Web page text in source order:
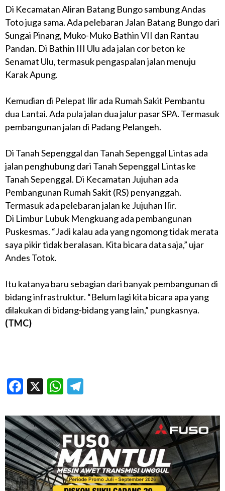
Di Kecamatan Aliran Batang Bungo sambung Andas
Toto juga sama. Ada pelebaran Jalan Batang Bungo dari
Sungai Pinang, Muko-Muko Bathin VII dan Rantau
Pandan. Di Bathin III Ulu ada jalan cor beton ke
Senamat Ulu, termasuk pengaspalan jalan menuju
Karak Apung.
Kemudian di Pelepat Ilir ada Rumah Sakit Pembantu
dua Lantai. Ada pula jalan dua jalur pasar SPA. Termasuk
pembangunan jalan di Padang Pelangeh.
Di Tanah Sepenggal dan Tanah Sepenggal Lintas ada
jalan penghubung dari Tanah Sepenggal Lintas ke
Tanah Sepenggal. Di Kecamatan Jujuhan ada
Pembangunan Rumah Sakit (RS) penyanggah.
Termasuk ada pelebaran jalan ke Jujuhan Ilir.
Di Limbur Lubuk Mengkuang ada pembangunan
Puskesmas. “Jadi kalau ada yang ngomong tidak merata
saya pikir tidak beralasan. Kita bicara data saja,” ujar
Andes Totok.
Itu katanya baru sebagian dari banyak pembangunan di
bidang infrastruktur. “Belum lagi kita bicara apa yang
dilakukan di bidang-bidang yang lain,” pungkasnya.
(TMC)
Facebook
X WhatsApp